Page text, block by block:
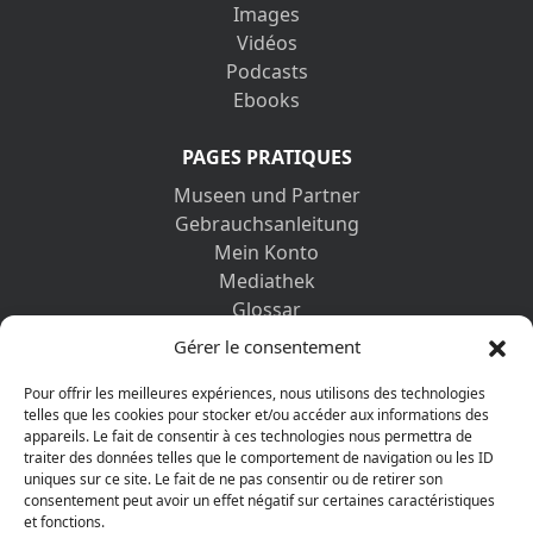
Gérer le consentement
Pour offrir les meilleures expériences, nous utilisons des technologies
telles que les cookies pour stocker et/ou accéder aux informations des
appareils. Le fait de consentir à ces technologies nous permettra de
traiter des données telles que le comportement de navigation ou les ID
uniques sur ce site. Le fait de ne pas consentir ou de retirer son
consentement peut avoir un effet négatif sur certaines caractéristiques
et fonctions.
Images
Vidéos
Podcasts
Ebooks
PAGES PRATIQUES
Museen und Partner
Gebrauchsanleitung
Mein Konto
Mediathek
Glossar
Kontaktformular
Datenschutz-Bestimmungen
ENTDECKEN SIE AUCH